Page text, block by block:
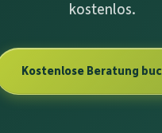
kostenlos.
Kostenlose Beratung